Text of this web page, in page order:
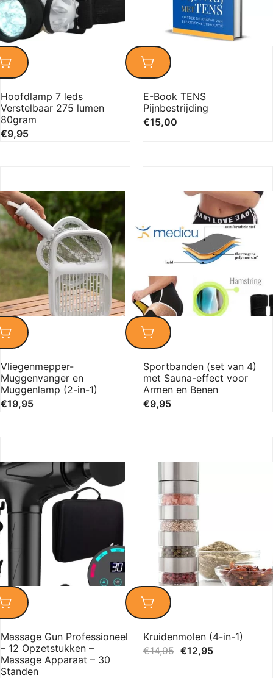
Hoofdlamp 7 leds
Verstelbaar 275 lumen
80gram
€9,95
E-Book TENS
Pijnbestrijding
€15,00
Vliegenmepper-
Muggenvanger en
Muggenlamp (2-in-1)
€19,95
Sportbanden (set van 4)
met Sauna-effect voor
Armen en Benen
€9,95
Massage Gun Professioneel
– 12 Opzetstukken –
Massage Apparaat – 30
Standen
Kruidenmolen (4-in-1)
€14,95 €12,95